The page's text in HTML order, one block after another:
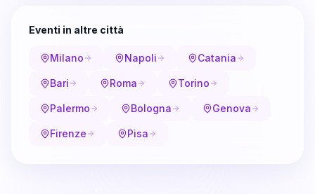
Eventi in altre città
Milano Napoli Catania
Bari Roma Torino
Palermo Bologna Genova
Firenze Pisa